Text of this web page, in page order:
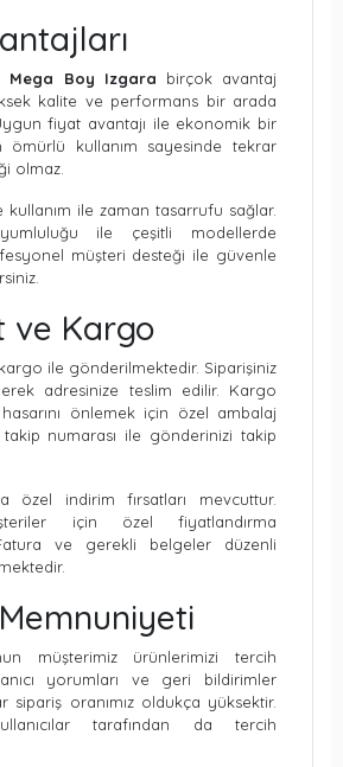
Mega Boy Izgara birçok avantaj
kalite ve performans bir arada
fiyat avantajı ile ekonomik bir
ömürlü kullanım sayesinde tekrar
olmaz.
ile zaman tasarrufu sağlar.
ile çeşitli modellerde
müşteri desteği ile güvenle
ve Kargo
kargo ile gönderilmektedir. Siparişiniz
adresinize teslim edilir. Kargo
önlemek için özel ambalaj
takip numarası ile gönderinizi takip
özel indirim fırsatları mevcuttur.
için özel fiyatlandırma
Fatura ve gerekli belgeler düzenli
müşterimiz ürünlerimizi tercih
yorumları ve geri bildirimler
sipariş oranımız oldukça yüksektir.
tarafından da tercih